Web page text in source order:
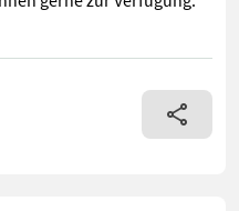
Arbeitsbreite: 2.15;